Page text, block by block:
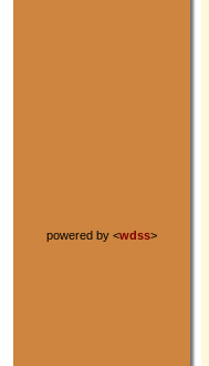
powered by <wdss>